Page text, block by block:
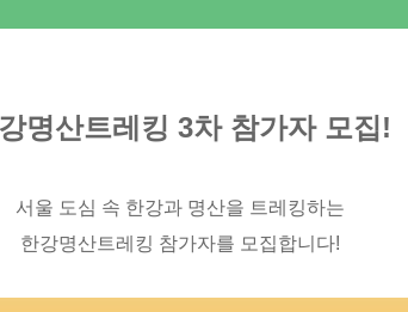
명산트레킹 3차 참가자 모집!
서울 도심 속 한강과 명산을 트레킹하는
한강명산트레킹 참가자를 모집합니다!